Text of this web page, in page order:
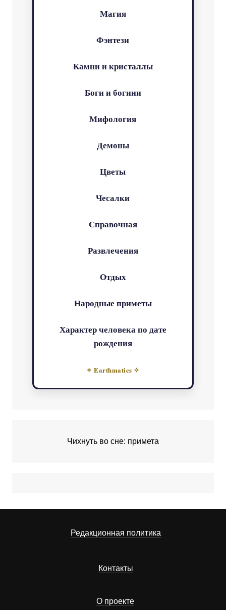
Магия
Фэнтези
Камни и кристаллы
Боги и богини
Мифология
Демоны
Цветы
Чесалки
Справочная
Развлечения
Отдых
Народные приметы
Характер человека по дате
рождения
✧ Earthmatics ✧
Чихнуть во сне: примета
Редакционная политика
Контакты
О проекте